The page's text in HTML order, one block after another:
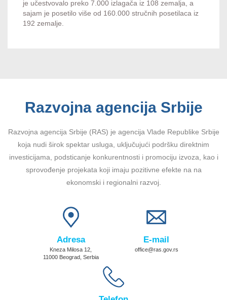
je učestvovalo preko 7.000 izlagača iz 108 zemalja, a
sajam je posetilo više od 160.000 stručnih posetilaca iz
192 zemalje.
Razvojna agencija Srbije
Razvojna agencija Srbije (RAS) je agencija Vlade Republike Srbije
koja nudi širok spektar usluga, uključujući podršku direktnim
investicijama, podsticanje konkurentnosti i promociju izvoza, kao i
sprovođenje projekata koji imaju pozitivne efekte na na
ekonomski i regionalni razvoj.
Adresa
Kneza Milosa 12,
11000 Beograd, Serbia
E-mail
office@ras.gov.rs